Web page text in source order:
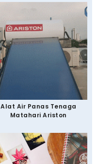
Alat Air Panas Tenaga
Matahari Ariston